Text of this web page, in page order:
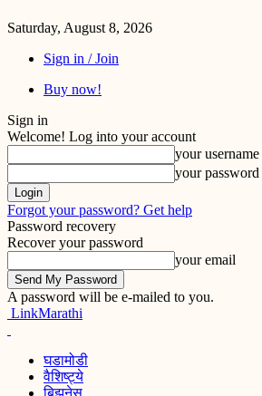
Saturday, August 8, 2026
Sign in / Join
Buy now!
Sign in
Welcome! Log into your account
your username
your password
Forgot your password? Get help
Password recovery
Recover your password
your email
A password will be e-mailed to you.
LinkMarathi
घडामोडी
वैशिष्ट्ये
बिझनेस